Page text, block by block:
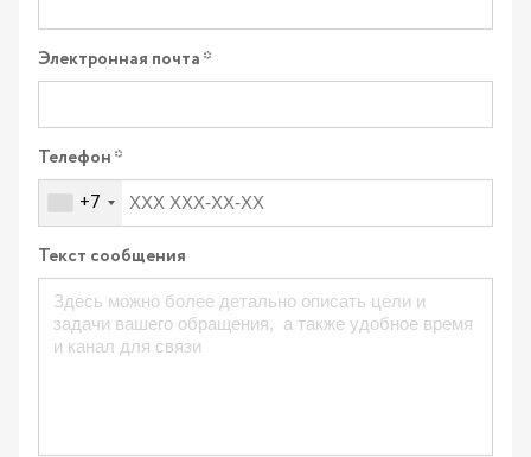
Электронная почта
Телефон
+7
Текст сообщения